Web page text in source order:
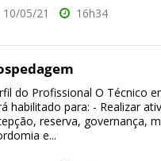
10/05/21 16h34
do Profissional O Técnico
habilitado para: - Realizar
reserva, governança,
e...